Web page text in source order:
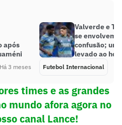
após
Há 3 meses
Valverde e
se envolvem
confusão;
levado ao
Futebol Internacional
times e as grandes
mundo afora agora no
canal Lance!